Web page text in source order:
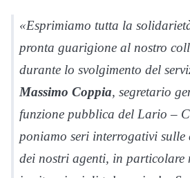
«Esprimiamo tutta la
pronta guarigione al nostro
durante lo svolgimento del
Massimo Coppia, segretario
funzione pubblica del Lario –
poniamo seri interrogativi
dei nostri agenti, in particolare